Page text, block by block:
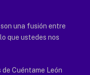
una fusión entre
que ustedes nos
de Cuéntame León